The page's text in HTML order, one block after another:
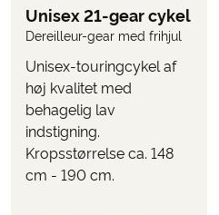
Eventuelle turistskatter på
TILVALG
Følgende kan vælges på
bestiller rejsen
Opgradering til Elcykel
turen)
Unisex 21-gear cykel
Dereilleur-gear med frihjul
Unisex-touringcykel af
høj kvalitet med
behagelig lav
indstigning.
Kropsstørrelse ca. 148
cm - 190 cm.